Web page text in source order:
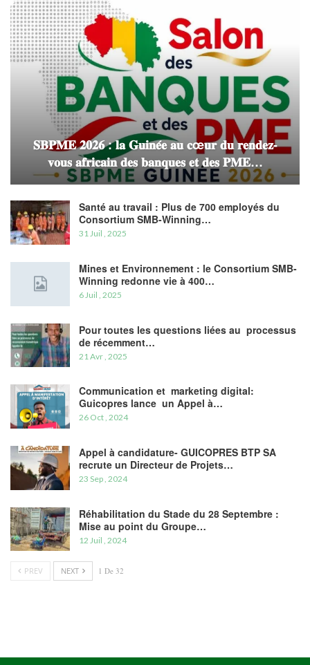
𝐒𝐁𝐏𝐌𝐄 𝟐𝟎𝟐𝟔 : 𝐥𝐚 𝐆𝐮𝐢𝐧𝐞́𝐞 𝐚𝐮 𝐜œ𝐮𝐫 𝐝𝐮 𝐫𝐞𝐧𝐝𝐞𝐳-
𝐯𝐨𝐮𝐬 𝐚𝐟𝐫𝐢𝐜𝐚𝐢𝐧 𝐝𝐞𝐬 𝐛𝐚𝐧𝐪𝐮𝐞𝐬 𝐞𝐭 𝐝𝐞𝐬 𝐏𝐌𝐄…
Santé au travail : Plus de 700 employés du
Consortium SMB-Winning…
31 Juil , 2025
Mines et Environnement : le Consortium SMB-
Winning redonne vie à 400…
6 Juil , 2025
Pour toutes les questions liées au processus
de récemment…
21 Avr , 2025
Communication et marketing digital:
Guicopres lance un Appel à…
26 Oct , 2024
Appel à candidature- GUICOPRES BTP SA
recrute un Directeur de Projets…
23 Sep , 2024
Réhabilitation du Stade du 28 Septembre :
Mise au point du Groupe…
12 Juil , 2024
PREV NEXT 1 De 32